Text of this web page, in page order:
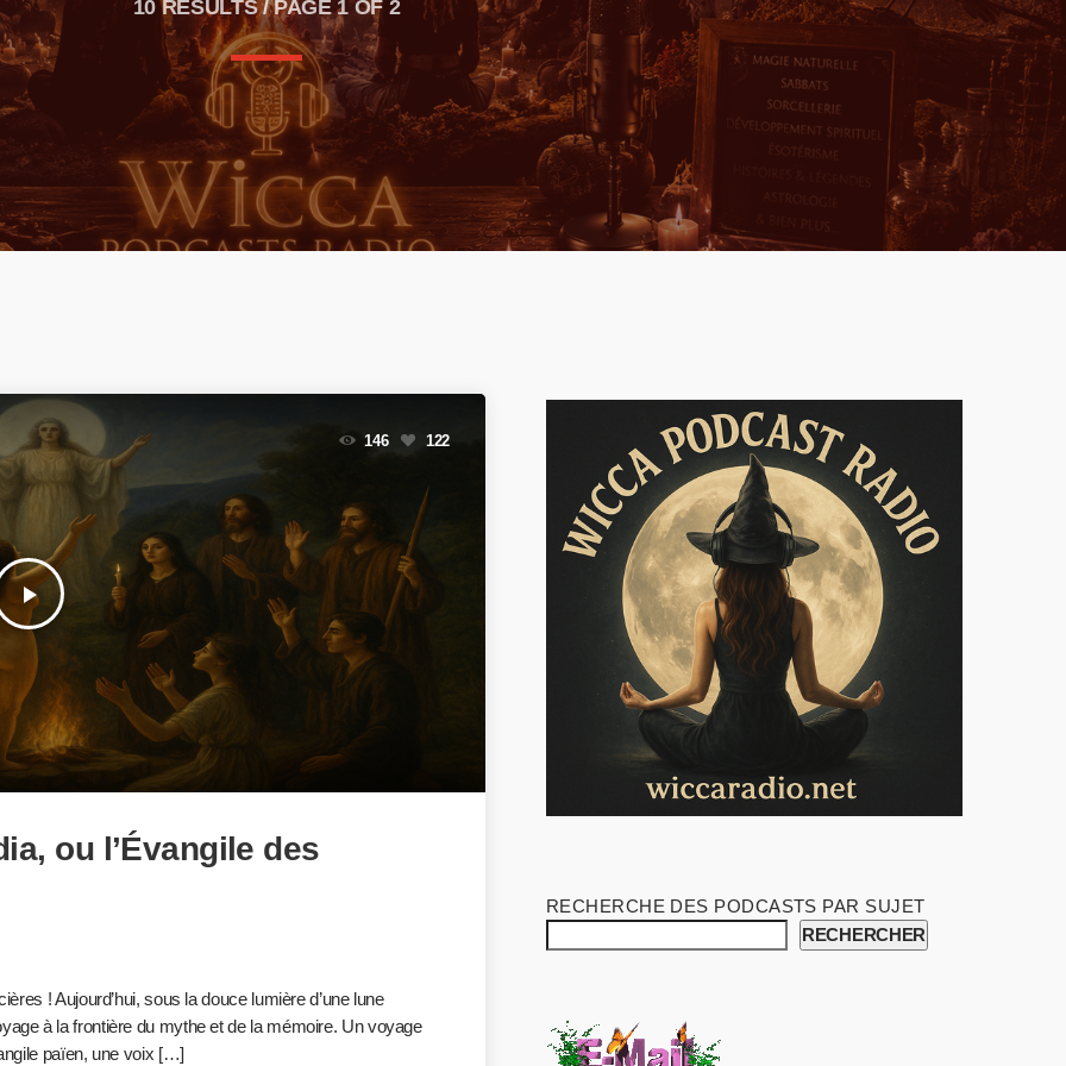
en animal !
10 RESULTS / PAGE 1 OF 2
play_arrow
146 122
ou l’Évangile des
! Aujourd’hui, sous la douce lumière d’une lune
à la frontière du mythe et de la mémoire. Un voyage
païen, une voix […]
RECHERCHE DES PODCASTS PAR SUJET
RECHERCHER